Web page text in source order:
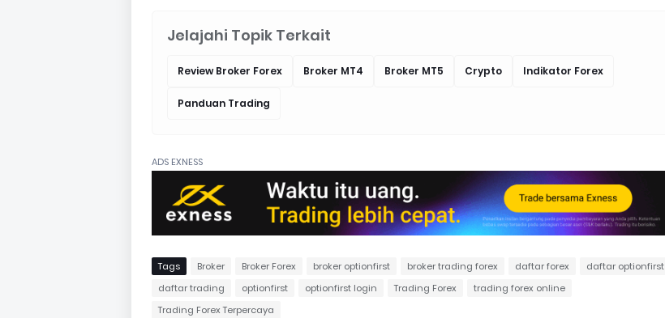
Jelajahi Topik Terkait
Review Broker Forex Broker MT4 Broker MT5 Crypto Indikator Forex
Panduan Trading
ADS EXNESS
Tags Broker Broker Forex broker optionfirst broker trading forex daftar forex
daftar optionfirst
daftar trading
optionfirst optionfirst login Trading Forex
trading forex online
Trading Forex Terpercaya